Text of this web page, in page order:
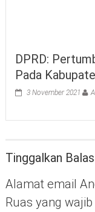
DPRD:
Pada
3 November 2021
Tinggalkan
Alamat email
Ruas yang